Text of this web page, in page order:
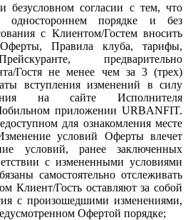
согласии с тем, что
порядке и без
с Клиентом/Гостем вносить
Правила клуба, тарифы,
предварительно
Гостя не менее чем за 3 (трех)
вступления изменений в силу
на сайте Исполнителя
приложении URBANFIT.
для ознакомления месте
условий Оферты влечет
условий, ранее заключенных
с измененными условиями
самостоятельно отслеживать
Клиент/Гость оставляют за собой
с произошедшими изменениями,
Офертой порядке;